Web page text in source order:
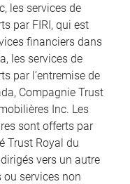
les services de
par FIRI, qui est
financiers dans
les services de
par l’entremise de
Compagnie Trust
Inc. Les
sont offerts par
Trust Royal du
vers un autre
ou services non